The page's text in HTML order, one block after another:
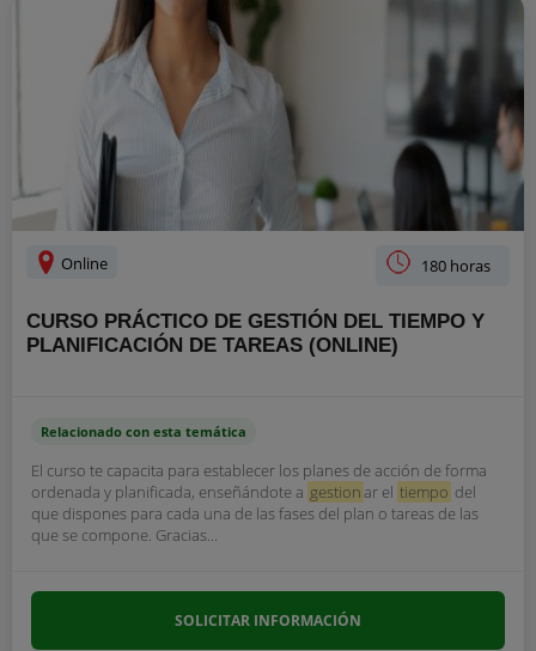
Online 180 horas
CURSO PRÁCTICO DE GESTIÓN DEL TIEMPO Y
PLANIFICACIÓN DE TAREAS (ONLINE)
Relacionado con esta temática
El curso te capacita para establecer los planes de acción de forma
ordenada y planificada, enseñándote a gestionar el tiempo del
que dispones para cada una de las fases del plan o tareas de las
que se compone. Gracias...
SOLICITAR INFORMACIÓN